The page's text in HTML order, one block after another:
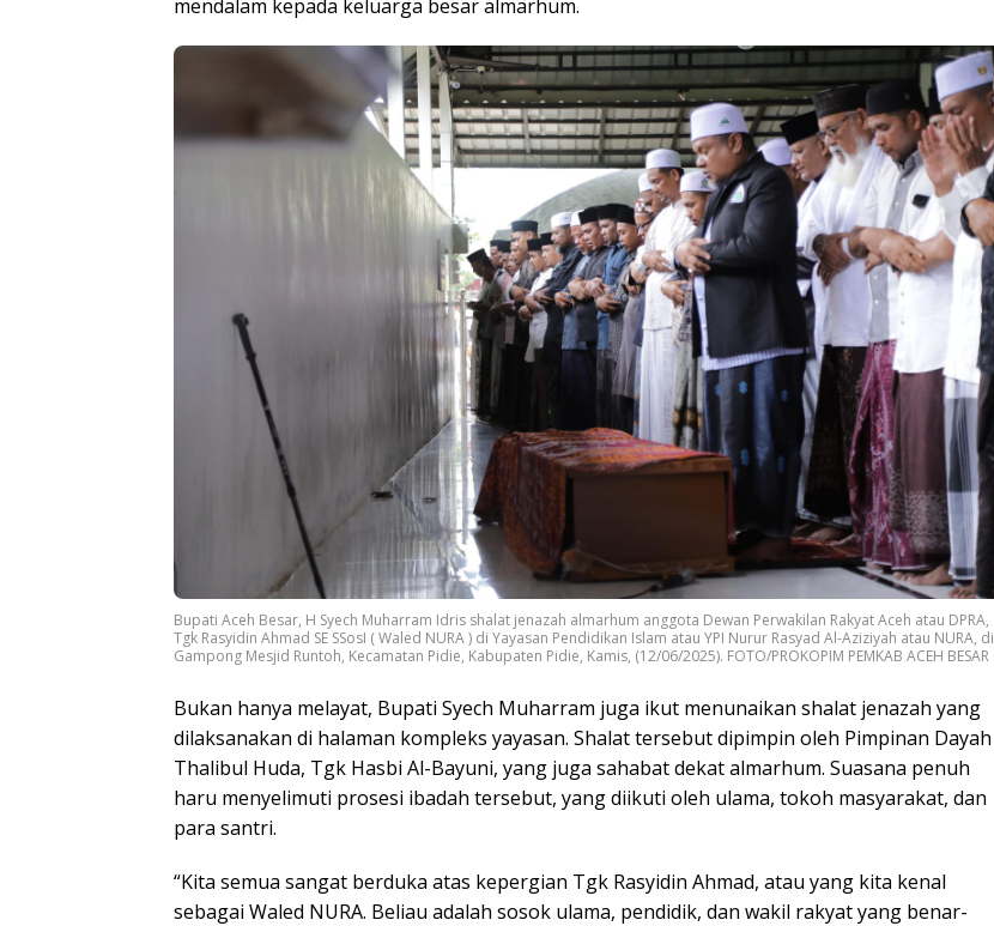
mendalam kepada keluarga besar almarhum.
Bupati Aceh Besar, H Syech Muharram Idris shalat jenazah almarhum anggota Dewan Perwakilan Rakyat Aceh atau DPRA,
Tgk Rasyidin Ahmad SE SSosI ( Waled NURA ) di Yayasan Pendidikan Islam atau YPI Nurur Rasyad Al-Aziziyah atau NURA, di
Gampong Mesjid Runtoh, Kecamatan Pidie, Kabupaten Pidie, Kamis, (12/06/2025). FOTO/PROKOPIM PEMKAB ACEH BESAR
Bukan hanya melayat, Bupati Syech Muharram juga ikut menunaikan shalat jenazah yang
dilaksanakan di halaman kompleks yayasan. Shalat tersebut dipimpin oleh Pimpinan Dayah
Thalibul Huda, Tgk Hasbi Al-Bayuni, yang juga sahabat dekat almarhum. Suasana penuh
haru menyelimuti prosesi ibadah tersebut, yang diikuti oleh ulama, tokoh masyarakat, dan
para santri.
“Kita semua sangat berduka atas kepergian Tgk Rasyidin Ahmad, atau yang kita kenal
sebagai Waled NURA. Beliau adalah sosok ulama, pendidik, dan wakil rakyat yang benar-